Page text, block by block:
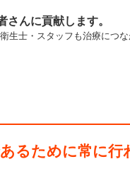
んに貢献します。
生士・スタッフも治療につ
るために常に行